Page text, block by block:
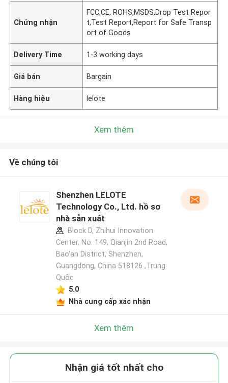
Chứng nhận
FCC,CE, ROHS,MSDS,Drop Test Repor
t,Test Report,Report for Safe Transp
ort of Goods
Delivery Time 1-3 working days
Giá bán Bargain
Hàng hiệu lelote
Xem thêm
Về chúng tôi
Shenzhen LELOTE
Technology Co., Ltd. hồ sơ
nhà sản xuất
Block D, Zhihui Innovation
Center, No. 149, Qianjin 2nd Road,
Bao'an District, Shenzhen,
Guangdong, China 518126 ,Trung
Quốc
5.0
Nhà cung cấp xác nhận
Xem thêm
Nhận giá tốt nhất cho